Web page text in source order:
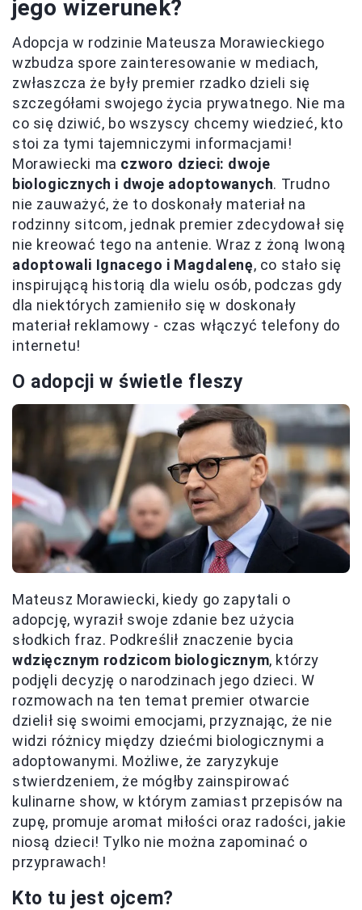
jego wizerunek?
Adopcja w rodzinie Mateusza Morawieckiego
wzbudza spore zainteresowanie w mediach,
zwłaszcza że były premier rzadko dzieli się
szczegółami swojego życia prywatnego. Nie ma
co się dziwić, bo wszyscy chcemy wiedzieć, kto
stoi za tymi tajemniczymi informacjami!
Morawiecki ma czworo dzieci: dwoje
biologicznych i dwoje adoptowanych. Trudno
nie zauważyć, że to doskonały materiał na
rodzinny sitcom, jednak premier zdecydował się
nie kreować tego na antenie. Wraz z żoną Iwoną
adoptowali Ignacego i Magdalenę, co stało się
inspirującą historią dla wielu osób, podczas gdy
dla niektórych zamieniło się w doskonały
materiał reklamowy - czas włączyć telefony do
internetu!
O adopcji w świetle fleszy
Mateusz Morawiecki, kiedy go zapytali o
adopcję, wyraził swoje zdanie bez użycia
słodkich fraz. Podkreślił znaczenie bycia
wdzięcznym rodzicom biologicznym, którzy
podjęli decyzję o narodzinach jego dzieci. W
rozmowach na ten temat premier otwarcie
dzielił się swoimi emocjami, przyznając, że nie
widzi różnicy między dziećmi biologicznymi a
adoptowanymi. Możliwe, że zaryzykuje
stwierdzeniem, że mógłby zainspirować
kulinarne show, w którym zamiast przepisów na
zupę, promuje aromat miłości oraz radości, jakie
niosą dzieci! Tylko nie można zapominać o
przyprawach!
Kto tu jest ojcem?